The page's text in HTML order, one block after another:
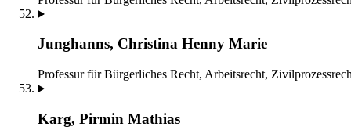
Junghanns, Christina Henny Marie
Professur für Bürgerliches Recht, Arbeitsrecht,
Karg, Pirmin Mathias